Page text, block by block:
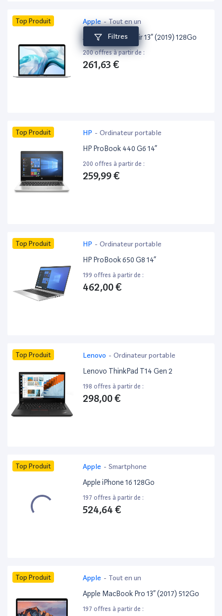
Filtres
Top Produit Apple- Tout en un
Apple MacBook Air 13” (2019) 128Go
200 offres à partir de :
261,63 €
Top Produit HP - Ordinateur portable
HP ProBook 440 G6 14”
200 offres à partir de :
259,99 €
Top Produit HP - Ordinateur portable
HP ProBook 650 G8 14”
199 offres à partir de :
462,00 €
Top Produit Lenovo - Ordinateur portable
Lenovo ThinkPad T14 Gen 2
198 offres à partir de :
298,00 €
Top Produit Apple - Smartphone
Apple iPhone 16 128Go
197 offres à partir de :
524,64 €
Top Produit Apple - Tout en un
Apple MacBook Pro 13” (2017) 512Go
197 offres à partir de :